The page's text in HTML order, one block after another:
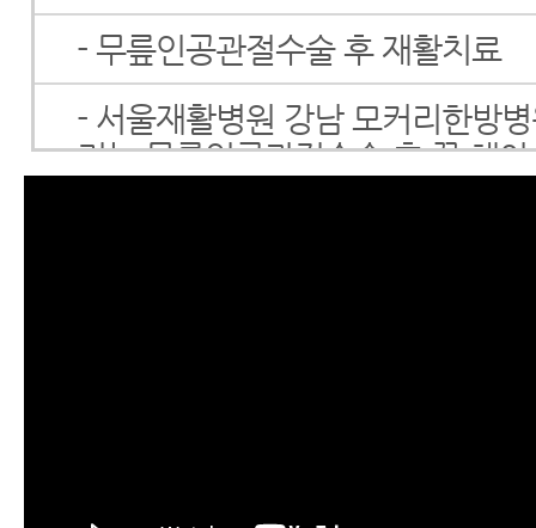
- 무릎인공관절수술 후 재활치료
- 서울재활병원 강남 모커리한방
리는 무릎인공관절수술 후 꼭 해